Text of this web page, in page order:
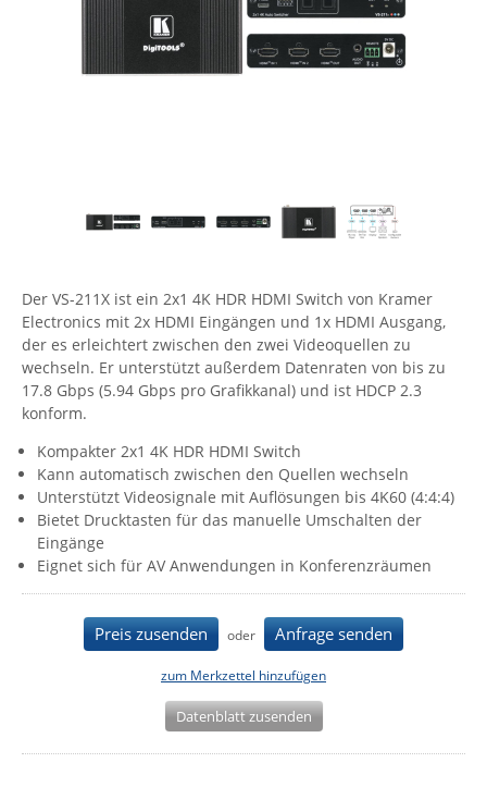
Energiemessung
Energieverteilung
IP, WLAN & GSM Sensorik
IoT - Internet of Things
IPC, Industrielle Netzwerktechnik & WLAN
IT Netzwerktechnik / Kommunikation
Enginko - mcf88
Gefen
Gude
Guntermann & Drunck
High Sec Labs
HW group
Icron
IEC Lock
Ihse
Kramer Electronics
KVM TEC
Milesight
Der VS-211X ist ein 2x1 4K HDR HDMI Switch von Kramer
Electronics mit 2x HDMI Eingängen und 1x HDMI Ausgang,
der es erleichtert zwischen den zwei Videoquellen zu
wechseln. Er unterstützt außerdem Datenraten von bis zu
17.8 Gbps (5.94 Gbps pro Grafikkanal) und ist HDCP 2.3
konform.
Kompakter 2x1 4K HDR HDMI Switch
Kann automatisch zwischen den Quellen wechseln
Unterstützt Videosignale mit Auflösungen bis 4K60 (4:4:4)
Bietet Drucktasten für das manuelle Umschalten der
Eingänge
Eignet sich für AV Anwendungen in Konferenzräumen
Preis zusenden oder Anfrage senden
zum Merkzettel hinzufügen
Datenblatt zusenden